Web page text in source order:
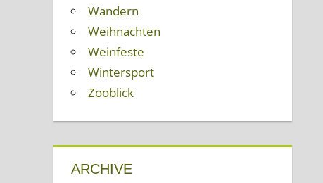
Wandern
Weihnachten
Weinfeste
Wintersport
Zooblick
ARCHIVE